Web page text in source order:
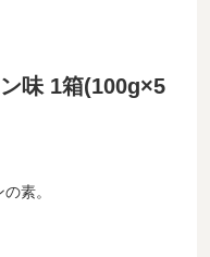
味 1箱(100g×5
素。